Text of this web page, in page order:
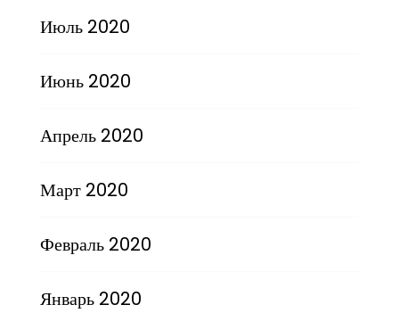
Июль 2020
Июнь 2020
Апрель 2020
Март 2020
Февраль 2020
Январь 2020